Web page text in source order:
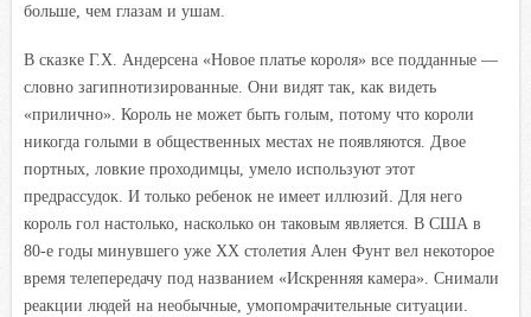
больше, чем глазам и ушам.
В сказке Г.Х. Андерсена «Новое платье короля» все подданные —
словно загипнотизированные. Они видят так, как видеть
«прилично». Король не может быть голым, потому что короли
никогда голыми в общественных местах не появляются. Двое
портных, ловкие проходимцы, умело используют этот
предрассудок. И только ребенок не имеет иллюзий. Для него
король гол настолько, насколько он таковым является. В США в
80-е годы минувшего уже XX столетия Ален Фунт вел некоторое
время телепередачу под названием «Искренняя камера». Снимали
реакции людей на необычные, умопомрачительные ситуации.